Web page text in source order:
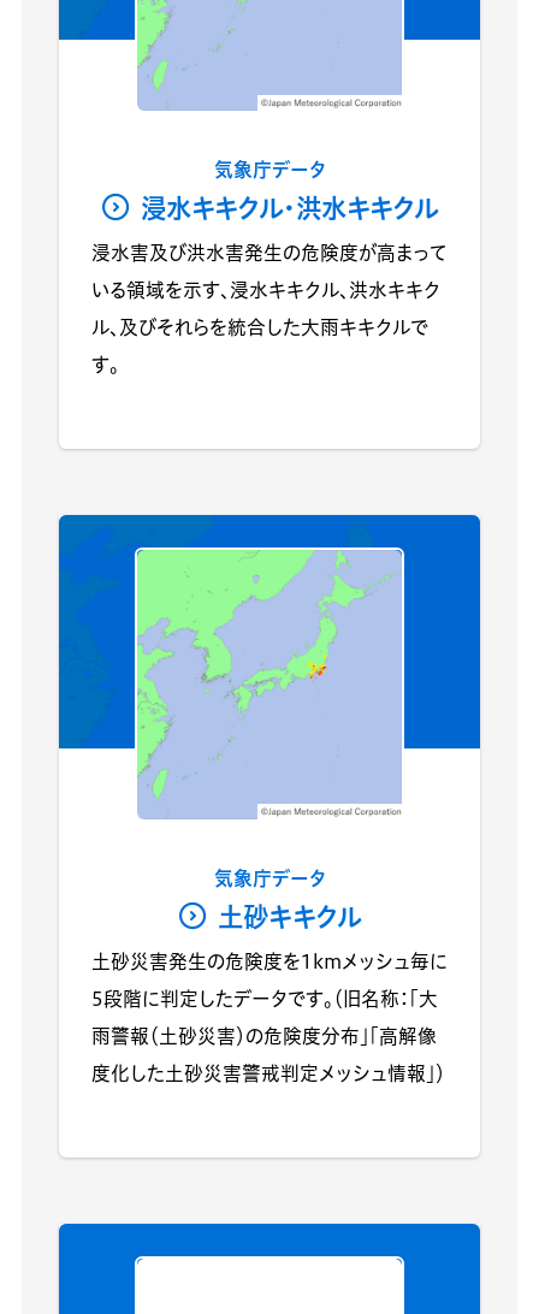
気象庁データ
浸水キキクル・洪水キキクル
浸水害及び洪水害発生の危険度が高まって
いる領域を示す、浸水キキクル、洪水キキク
ル、及びそれらを統合した大雨キキクルで
す。
気象庁データ
土砂キキクル
土砂災害発生の危険度を1kmメッシュ毎に
5段階に判定したデータです。（旧名称：「大
雨警報（土砂災害）の危険度分布」「高解像
度化した土砂災害警戒判定メッシュ情報」）